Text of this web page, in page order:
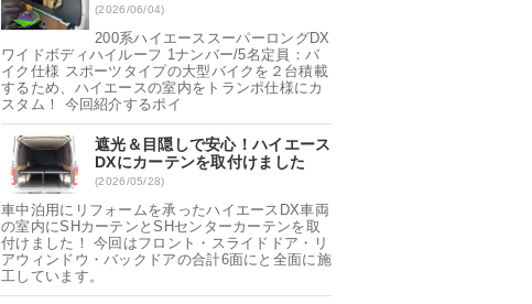
(2026/06/04)
200系ハイエーススーパーロングDX
ワイドボディハイルーフ 1ナンバー/5名定員：バ
イク仕様 スポーツタイプの大型バイクを２台積載
するため、ハイエースの室内をトランポ仕様にカ
スタム！ 今回紹介するポイ
遮光＆目隠しで安心！ハイエース
DXにカーテンを取付けました
(2026/05/28)
車中泊用にリフォームを承ったハイエースDX車両
の室内にSHカーテンとSHセンターカーテンを取
付けました！ 今回はフロント・スライドドア・リ
アウィンドウ・バックドアの合計6面にと全面に施
工しています。